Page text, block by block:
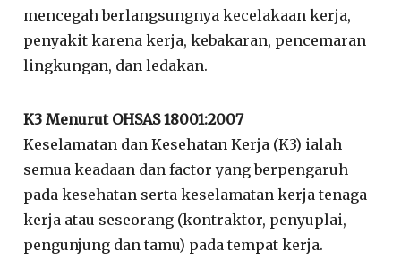
mencegah berlangsungnya kecelakaan kerja,
penyakit karena kerja, kebakaran, pencemaran
lingkungan, dan ledakan.
K3 Menurut OHSAS 18001:2007
Keselamatan dan Kesehatan Kerja (K3) ialah
semua keadaan dan factor yang berpengaruh
pada kesehatan serta keselamatan kerja tenaga
kerja atau seseorang (kontraktor, penyuplai,
pengunjung dan tamu) pada tempat kerja.